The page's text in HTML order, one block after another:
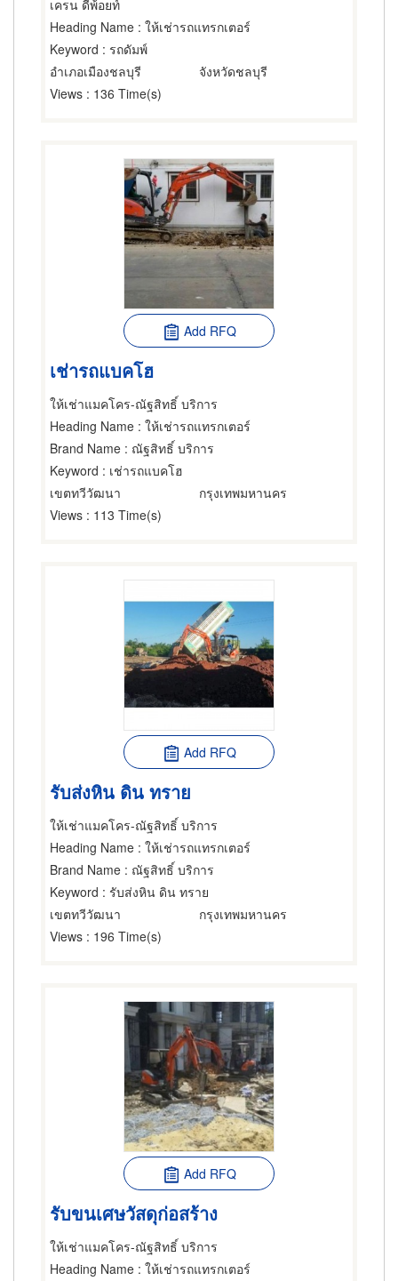
เครน ดีพ้อยท์
Heading Name : ให้เช่ารถแทรกเตอร์
Keyword : รถดัมพ์
อำเภอเมืองชลบุรี
จังหวัดชลบุรี
Views : 136 Time(s)
Add RFQ
เช่ารถแบคโฮ
ให้เช่าแมคโคร-ณัฐสิทธิ์ บริการ
Heading Name : ให้เช่ารถแทรกเตอร์
Brand Name : ณัฐสิทธิ์ บริการ
Keyword : เช่ารถแบคโฮ
เขตทวีวัฒนา
กรุงเทพมหานคร
Views : 113 Time(s)
Add RFQ
รับส่งหิน ดิน ทราย
ให้เช่าแมคโคร-ณัฐสิทธิ์ บริการ
Heading Name : ให้เช่ารถแทรกเตอร์
Brand Name : ณัฐสิทธิ์ บริการ
Keyword : รับส่งหิน ดิน ทราย
เขตทวีวัฒนา
กรุงเทพมหานคร
Views : 196 Time(s)
Add RFQ
รับขนเศษวัสดุก่อสร้าง
ให้เช่าแมคโคร-ณัฐสิทธิ์ บริการ
Heading Name : ให้เช่ารถแทรกเตอร์